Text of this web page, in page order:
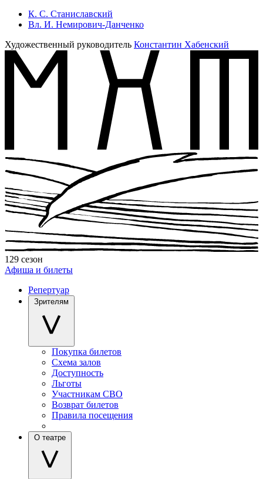
К. С. Станиславский
Вл. И. Немирович-Данченко
Художественный руководитель Константин Хабенский
129 сезон
Афиша и билеты
Репертуар
Зрителям
Покупка билетов
Схема залов
Доступность
Льготы
Участникам СВО
Возврат билетов
Правила посещения
О театре